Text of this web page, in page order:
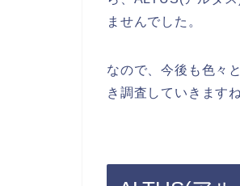
ませんでした。
なので、今後も色々
き調査していきます